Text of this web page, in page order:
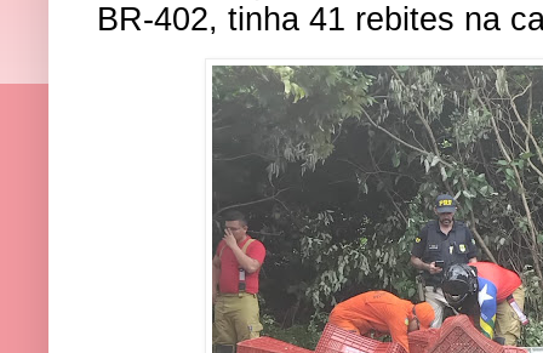
BR-402, tinha 41 rebites na